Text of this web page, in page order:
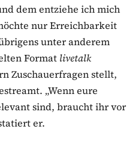
dem entziehe ich mich
nur Erreichbarkeit
unter anderem
Format livetalk
Zuschauerfragen stellt,
„Wenn eure
sind, braucht ihr vor
er.